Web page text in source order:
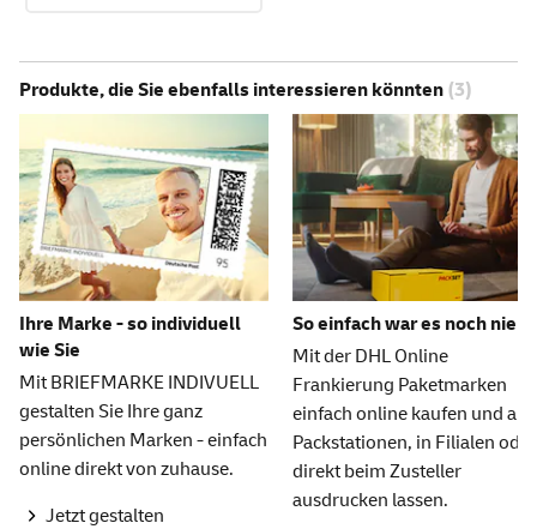
Produkte, die Sie ebenfalls interessieren könnten (3)
Ihre Marke - so individuell
wie Sie
Mit BRIEFMARKE INDIVUELL
gestalten Sie Ihre ganz
persönlichen Marken - einfach
online direkt von zuhause.
Jetzt gestalten
So einfach war es noch nie
Mit der DHL Online
Frankierung Paketmarken
einfach online kaufen und an
Packstationen, in Filialen oder
direkt beim Zusteller
ausdrucken lassen.